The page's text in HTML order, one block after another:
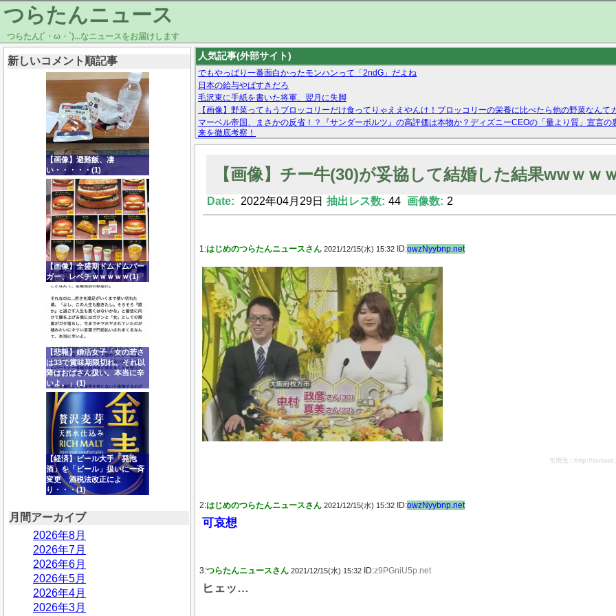
つらたんニュース
つらたん(´・ω・`)...なニュースをお届けします
新しいコメント順記事
【画像】避難飯、凄
い・・・・・(1)
【画像】全盛期ドムドムバー
ガー、レベチｗｗｗｗｗ(1)
【悲報】婚活女子「女の若さ
は33で賞味期限切れ。それ以
降はおばさん扱い。本当に辛
いよ。」(1)
【経済】ビール大手「発泡
酒」を「ビール」扱いに一斉
変更 酒税法改正によ
り・・・(1)
月間アーカイブ
2026年8月
2026年7月
2026年6月
2026年5月
2026年4月
2026年3月
人気記事(外部サイト)
でもやっぱり一番面白かったモンハンって「2ndG」だよね
日本の給与やばすきだろ
毛沢東に手紙を書いた将軍、翌月に失脚
【画像】野菜ってもうブロッコリーだけ食ってりゃええやんけ！ブロッコリーの栄養に比べたら他の野菜なんて
マーベル帝国、まさかの反省！？『サンダーボルツ』の高評価は本物か？ディズニーCEOの「量より質」宣言
来を徹底考察！
【モー娘。石田亜佑美】ファーストテイク出演も新規獲得ならず？北川莉央が1位に
【画像】チー牛(30)が妥協して結婚した結果wwｗｗ
Date: 2022年04月29日 抽出レス数: 44 画像数: 2
1:はじめのつらたんニュースさん 2021/12/15(水) 15:32 ID:owzNyybnp.net
引用元：http://
2:はじめのつらたんニュースさん 2021/12/15(水) 15:32 ID:owzNyybnp.net
可哀想
3:つらたんニュースさん 2021/12/15(水) 15:32 ID:z9PGniU5p.net
ヒェッ…